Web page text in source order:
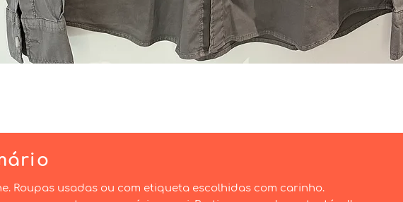
Roupas usadas ou com etiqueta escolhidas com carinho.